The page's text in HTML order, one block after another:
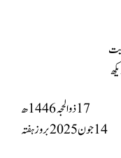
17 ذوالحجہ 1446ھ
14 جون 2025 بروز ہفتہ